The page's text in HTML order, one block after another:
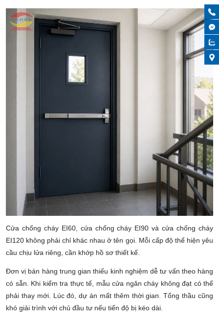
Cửa chống cháy EI60, cửa chống cháy EI90 và cửa chống cháy
EI120 không phải chỉ khác nhau ở tên gọi. Mỗi cấp độ thể hiện yêu
cầu chịu lửa riêng, cần khớp hồ sơ thiết kế.
Đơn vị bán hàng trung gian thiếu kinh nghiệm dễ tư vấn theo hàng
có sẵn. Khi kiểm tra thực tế, mẫu cửa ngăn cháy không đạt có thể
phải thay mới. Lúc đó, dự án mất thêm thời gian. Tổng thầu cũng
khó giải trình với chủ đầu tư nếu tiến độ bị kéo dài.